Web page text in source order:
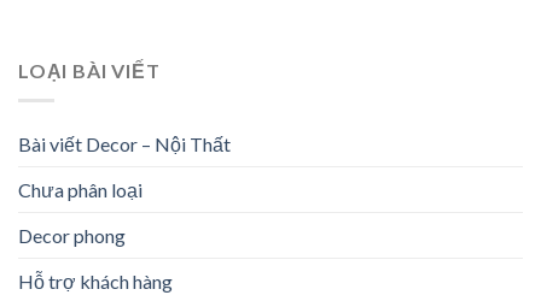
LOẠI BÀI VIẾT
Bài viết Decor – Nội Thất
Chưa phân loại
Decor phong
Hỗ trợ khách hàng